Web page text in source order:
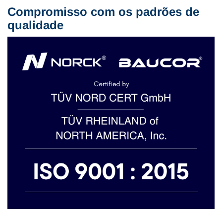
Compromisso com os padrões de
qualidade